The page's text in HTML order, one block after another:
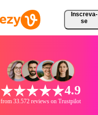
Inscreva-
se
4.9
from 33.572 reviews on Trustpilot